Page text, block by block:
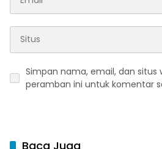
Simpan nama, email, dan situs
peramban ini untuk komentar
Baca Juga